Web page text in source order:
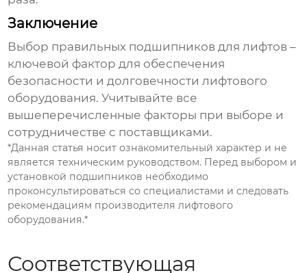
Заключение
Выбор правильных подшипников для лифтов –
ключевой фактор для обеспечения
безопасности и долговечности лифтового
оборудования. Учитывайте все
вышеперечисленные факторы при выборе и
сотрудничестве с поставщиками.
*Данная статья носит ознакомительный характер и не
является техническим руководством. Перед выбором и
установкой подшипников необходимо
проконсультироваться со специалистами и следовать
рекомендациям производителя лифтового
оборудования.*
Соответствующая